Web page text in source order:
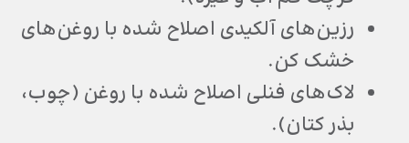
رزین‌های آلکیدی اصلاح شده با روغن‌های
خشک کن.
لاک‌های فنلی اصلاح شده با روغن (چوب،
بذر کتان).